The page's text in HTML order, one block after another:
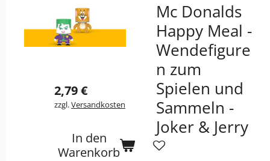
Mc Donalds
Happy Meal -
Wendefigure
n zum
Spielen und
Sammeln -
Joker & Jerry
2,79 €
zzgl.Versandkosten
In den
Warenkorb